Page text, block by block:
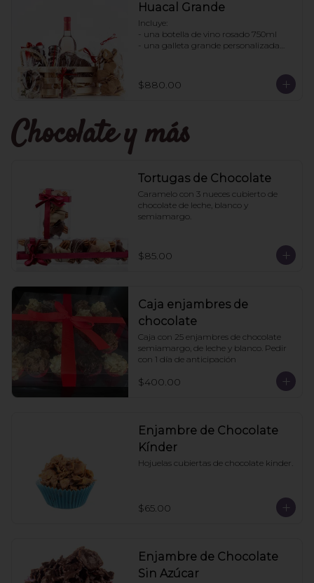
Huacal Grande
Incluye:
- una botella de vino rosado 750ml
- una galleta grande personalizada
- 1 bote pretzles con chocolate
- 1 bolsa galletas jengibre
Pedidos con 2 días de anticipación
$880.00
Chocolate y más
Tortugas de Chocolate
Caramelo con 3 nueces cubierto de
chocolate de leche, blanco y
semiamargo.
$85.00
Caja enjambres de
chocolate
Caja con 25 enjambres de chocolate
semiamargo, de leche y blanco. Pedir
con 1 día de anticipación
$400.00
Enjambre de Chocolate
Kínder
Hojuelas cubiertas de chocolate kinder.
$65.00
Enjambre de Chocolate
Sin Azúcar